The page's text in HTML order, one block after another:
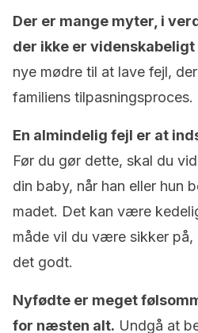
Der er mange myter, i
der ikke er videnskabeligt
nye mødre til at lave fejl,
familiens tilpasningsproces.
En almindelig fejl er at
Før du gør dette, skal du
din baby, når han eller hun
madet. Det kan være
måde vil du være sikker på,
det godt.
Nyfødte er meget
for næsten alt. Undgå at